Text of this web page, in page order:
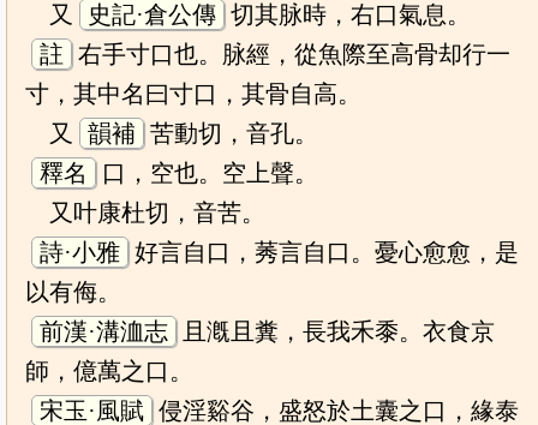
又
史記·倉公傳 切其脉時，右口氣息。
註 右手寸口也。脉經，從魚際至高骨却行一
寸，其中名曰寸口，其骨自高。
又
韻補 苦動切，音孔。
釋名
口，空也。空上聲。
又叶康杜切，音苦。
詩·小雅 好言自口，莠言自口。憂心愈愈，是
以有侮。
前漢·溝洫志
且漑且糞，長我禾黍。衣食京
師，億萬之口。
宋玉·風賦 侵淫谿谷，盛怒於土囊之口，緣泰